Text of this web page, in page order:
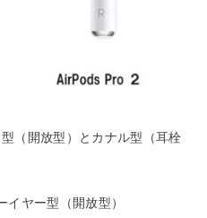
（開放型）とカナル型（耳栓
ヤー型（開放型）